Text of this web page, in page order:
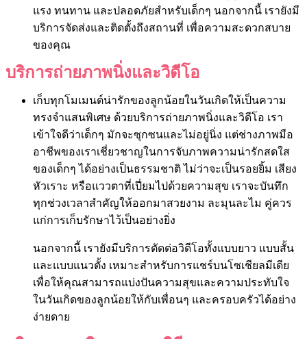
แรง ทนทาน และปลอดภัยสำหรับเด็กๆ นอกจากนี้ เรายังมี
บริการจัดส่งและติดตั้งถึงสถานที่ เพื่อความสะดวกสบาย
ของคุณ
บริการถ่ายภาพนิ่งและวิดีโอ
เก็บทุกโมเมนต์น่ารักของลูกน้อยในวันเกิดให้เป็นความ
ทรงจำแสนพิเศษ ด้วยบริการถ่ายภาพนิ่งและวิดีโอ เรา
เข้าใจดีว่าเด็กๆ มักจะซุกซนและไม่อยู่นิ่ง แต่ช่างภาพมือ
อาชีพของเราเชี่ยวชาญในการจับภาพความน่ารักสดใส
ของเด็กๆ ได้อย่างเป็นธรรมชาติ ไม่ว่าจะเป็นรอยยิ้ม เสียง
หัวเราะ หรือแววตาที่เปี่ยมไปด้วยความสุข เราจะบันทึก
ทุกช่วงเวลาสำคัญให้ออกมาสวยงาม ละมุนละไม คู่ควร
แก่การเก็บรักษาไว้เป็นอย่างยิ่ง
นอกจากนี้ เรายังมีบริการตัดต่อวิดีโอทั้งแบบยาว แบบสั้น
และแบบแนวตั้ง เหมาะสำหรับการแชร์บนโซเชียลมีเดีย
เพื่อให้คุณสามารถแบ่งปันความสุขและความประทับใจ
ในวันเกิดของลูกน้อยให้กับเพื่อนๆ และครอบครัวได้อย่าง
ง่ายดาย